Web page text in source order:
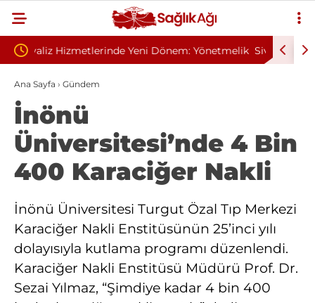
Yönetmelik Sivilce Sandı, Cilt Kanseri Çıktı: Ameliyattan 60
Dikişle Uyandı
Ana Sayfa › Gündem
İnönü
Üniversitesi’nde 4 Bin
400 Karaciğer Nakli
İnönü Üniversitesi Turgut Özal Tıp Merkezi
Karaciğer Nakli Enstitüsünün 25’inci yılı
dolayısıyla kutlama programı düzenlendi.
Karaciğer Nakli Enstitüsü Müdürü Prof. Dr.
Sezai Yılmaz, “Şimdiye kadar 4 bin 400